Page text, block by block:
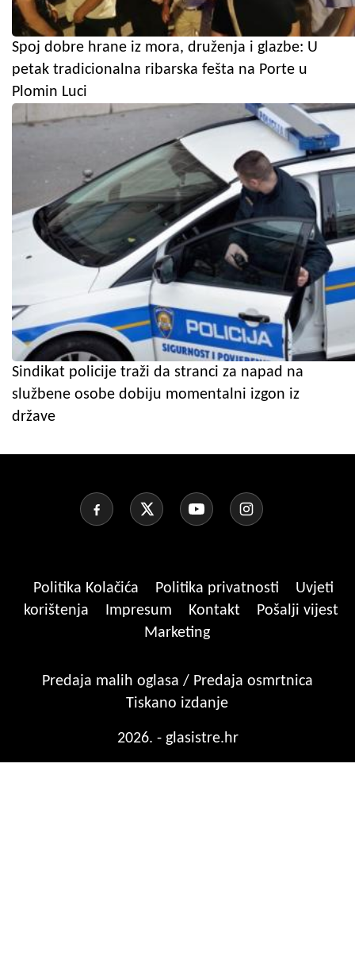
Spoj dobre hrane iz mora, druženja i glazbe: U
petak tradicionalna ribarska fešta na Porte u
Plomin Luci
Sindikat policije traži da stranci za napad na
službene osobe dobiju momentalni izgon iz
države
Politika Kolačića Politika privatnosti
Uvjeti
korištenja
Impresum Kontakt
Pošalji vijest
Marketing
Predaja malih oglasa / Predaja osmrtnica
Tiskano izdanje
2026. - glasistre.hr